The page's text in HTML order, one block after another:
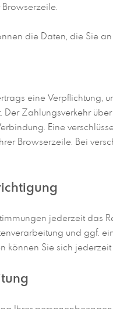
die Daten, die Sie
eine
Zahlungsverkehr
Eine
Browserzeile. Bei
jederzeit das
und ggf.
Sie sich